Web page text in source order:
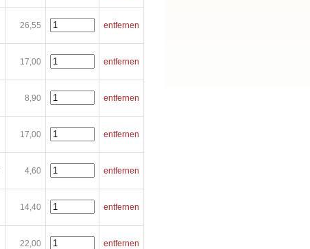
26,55 entfernen
17,00 entfernen
8,90 entfernen
17,00 entfernen
4,60 entfernen
14,40 entfernen
22,00 entfernen